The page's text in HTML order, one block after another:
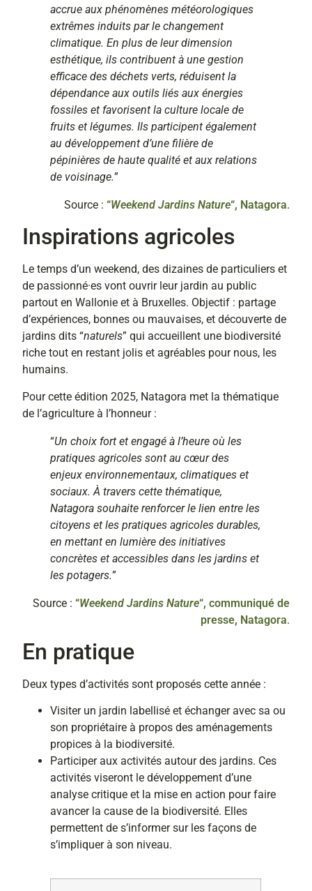
accrue aux phénomènes météorologiques
extrêmes induits par le changement
climatique. En plus de leur dimension
esthétique, ils contribuent à une gestion
efficace des déchets verts, réduisent la
dépendance aux outils liés aux énergies
fossiles et favorisent la culture locale de
fruits et légumes. Ils participent également
au développement d’une filière de
pépinières de haute qualité et aux relations
de voisinage.”
Source : “Weekend Jardins Nature“, Natagora.
Inspirations agricoles
Le temps d’un weekend, des dizaines de particuliers et
de passionné·es vont ouvrir leur jardin au public
partout en Wallonie et à Bruxelles. Objectif : partage
d’expériences, bonnes ou mauvaises, et découverte de
jardins dits “naturels” qui accueillent une biodiversité
riche tout en restant jolis et agréables pour nous, les
humains.
Pour cette édition 2025, Natagora met la thématique
de l’agriculture à l’honneur :
“Un choix fort et engagé à l’heure où les
pratiques agricoles sont au cœur des
enjeux environnementaux, climatiques et
sociaux. À travers cette thématique,
Natagora souhaite renforcer le lien entre les
citoyens et les pratiques agricoles durables,
en mettant en lumière des initiatives
concrètes et accessibles dans les jardins et
les potagers.”
Source : “Weekend Jardins Nature“, communiqué de
presse, Natagora.
En pratique
Deux types d’activités sont proposés cette année :
Visiter un jardin labellisé et échanger avec sa ou
son propriétaire à propos des aménagements
propices à la biodiversité.
Participer aux activités autour des jardins. Ces
activités viseront le développement d’une
analyse critique et la mise en action pour faire
avancer la cause de la biodiversité. Elles
permettent de s’informer sur les façons de
s’impliquer à son niveau.